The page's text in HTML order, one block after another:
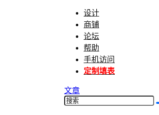
设计
商铺
论坛
帮助
手机访问
定制填表
文章